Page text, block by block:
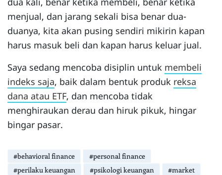
menjual, dan jarang sekali bisa benar dua-
duanya, kita akan pusing sendiri mikirin kapan
harus masuk beli dan kapan harus keluar jual.
Saya sedang mencoba disiplin untuk membeli
indeks saja, baik dalam bentuk produk reksa
dana atau ETF, dan mencoba tidak
menghiraukan derau dan hiruk pikuk, hingar
bingar pasar.
#behavioral finance
#personal finance
#perilaku keuangan
#psikologi keuangan
#market